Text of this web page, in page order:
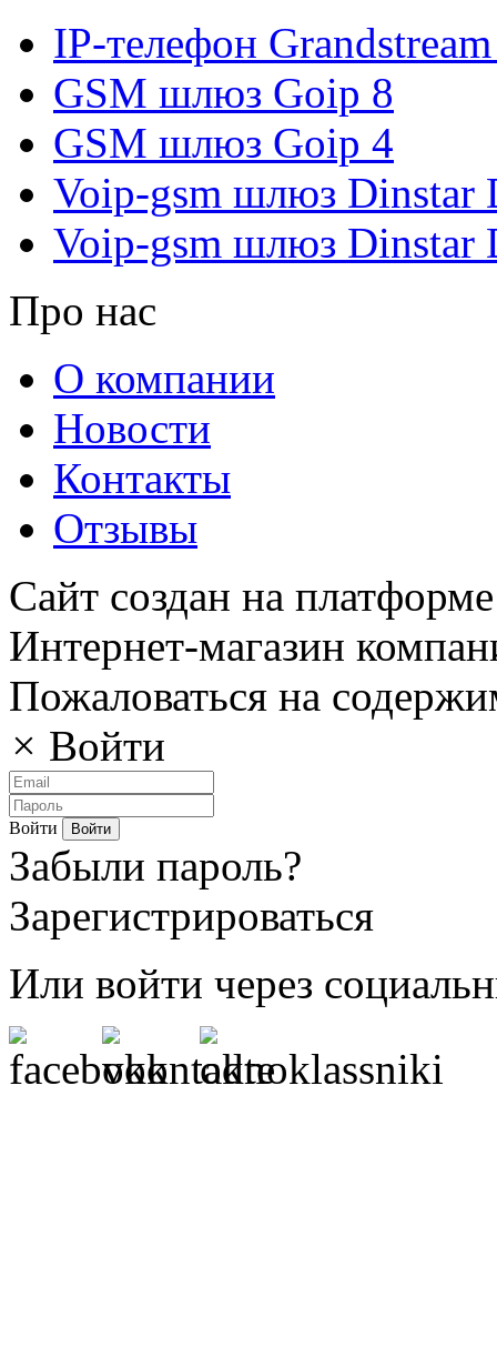
IP-телефон
GSM шлюз Goip 8
GSM шлюз Goip 4
Voip-gsm шлюз Dinstar
Voip-gsm шлюз Dinstar
Про нас
О компании
Новости
Контакты
Отзывы
Сайт создан на
Интернет-магазин
Пожаловаться на
× Войти
Войти
Забыли пароль?
Зарегистрироваться
Или войти через